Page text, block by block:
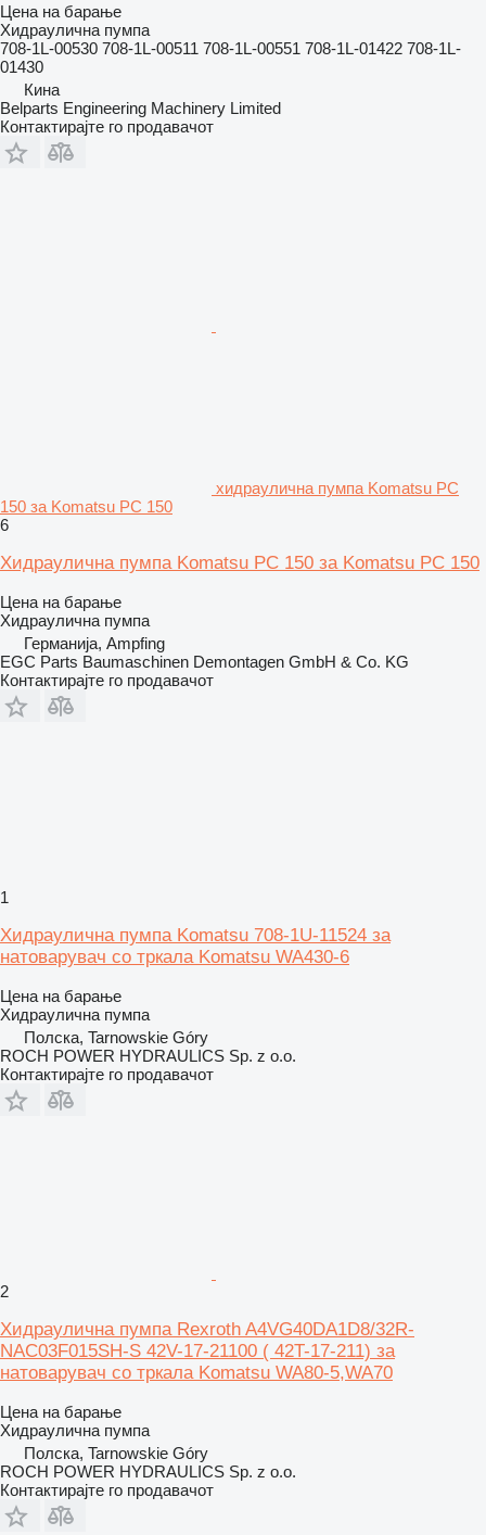
Цена на барање
Хидраулична пумпа
708-1L-00530 708-1L-00511 708-1L-00551 708-1L-01422 708-1L-
01430
Кина
Belparts Engineering Machinery Limited
Контактирајте го продавачот
хидраулична пумпа Komatsu PC
150 за Komatsu PC 150
6
Хидраулична пумпа Komatsu PC 150 за Komatsu PC 150
Цена на барање
Хидраулична пумпа
Германија, Ampfing
EGC Parts Baumaschinen Demontagen GmbH & Co. KG
Контактирајте го продавачот
1
Хидраулична пумпа Komatsu 708-1U-11524 за
натоварувач со тркала Komatsu WA430-6
Цена на барање
Хидраулична пумпа
Полска, Tarnowskie Góry
ROCH POWER HYDRAULICS Sp. z o.o.
Контактирајте го продавачот
2
Хидраулична пумпа Rexroth A4VG40DA1D8/32R-
NAC03F015SH-S 42V-17-21100 ( 42T-17-211) за
натоварувач со тркала Komatsu WA80-5,WA70
Цена на барање
Хидраулична пумпа
Полска, Tarnowskie Góry
ROCH POWER HYDRAULICS Sp. z o.o.
Контактирајте го продавачот